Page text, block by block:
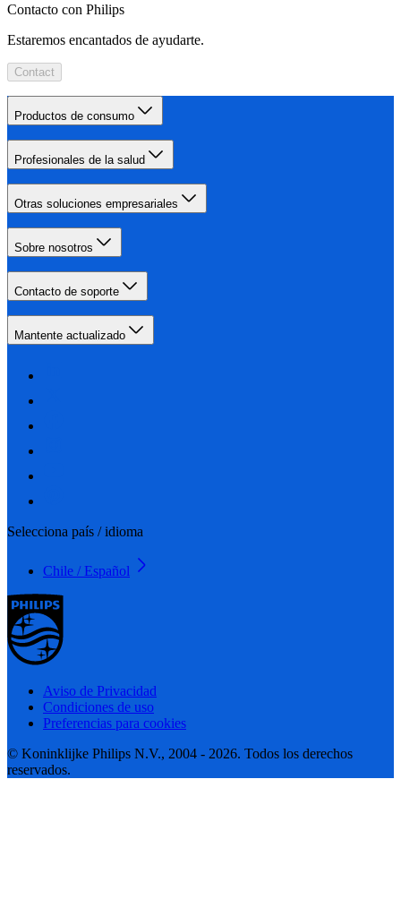
Contacto con Philips
Estaremos encantados de ayudarte.
Contact
Productos de consumo
Profesionales de la salud
Otras soluciones empresariales
Sobre nosotros
Contacto de soporte
Mantente actualizado
Selecciona país / idioma
Chile / Español
Aviso de Privacidad
Condiciones de uso
Preferencias para cookies
© Koninklijke Philips N.V., 2004 - 2026. Todos los derechos
reservados.